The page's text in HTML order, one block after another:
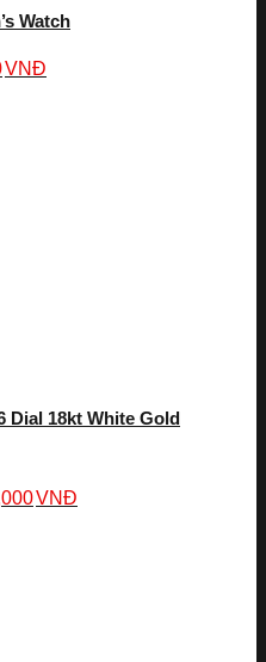
Watch
VNĐ
Dial 18kt White Gold
VNĐ